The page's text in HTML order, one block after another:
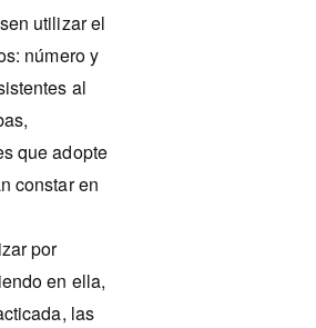
utilizar el
número y
al
que adopte
constar en
por
en ella,
las